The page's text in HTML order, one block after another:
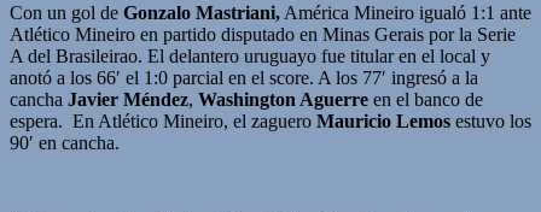
Con un gol de Gonzalo Mastriani, América Mineiro igualó 1:1 ante
Atlético Mineiro en partido disputado en Minas Gerais por la Serie
A del Brasileirao. El delantero uruguayo fue titular en el local y
anotó a los 66′ el 1:0 parcial en el score. A los 77′ ingresó a la
cancha Javier Méndez, Washington Aguerre en el banco de
espera. En Atlético Mineiro, el zaguero Mauricio Lemos estuvo los
90′ en cancha.